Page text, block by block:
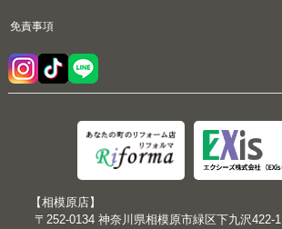
免責事項
【相模原店】
〒252-0134 神奈川県相模原市緑区下九沢422-1